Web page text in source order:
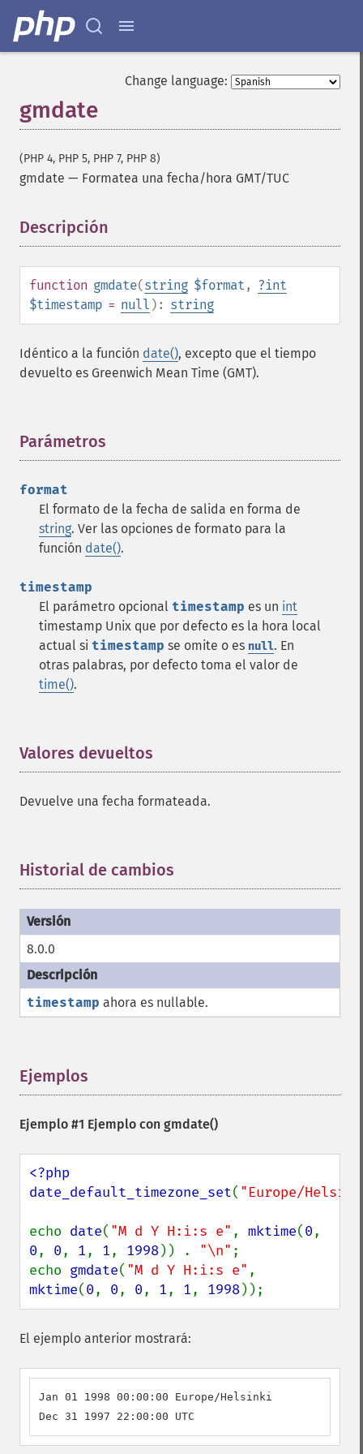
Change language:
gmdate
(PHP 4, PHP 5, PHP 7, PHP 8)
gmdate — Formatea una fecha/hora GMT/TUC
Descripción
function gmdate(string $format , ?int
$timestamp = null ): string
Idéntico a la función date(), excepto que el tiempo
devuelto es Greenwich Mean Time (GMT).
Parámetros
format
El formato de la fecha de salida en forma de
string. Ver las opciones de formato para la
función date().
timestamp
El parámetro opcional timestamp es un int
timestamp Unix que por defecto es la hora local
actual si timestamp se omite o es null. En
otras palabras, por defecto toma el valor de
time().
Valores devueltos
Devuelve una fecha formateada.
Historial de cambios
8.0.0
timestamp ahora es nullable.
Ejemplos
Ejemplo #1 Ejemplo con gmdate()
<?php
date_default_timezone_set( "Europe/
echo date( "M d Y H:i:s e" , mktime(0
0, 0, 1, 1, 1998)) . "\n" ;
echo gmdate( "M d Y H:i:s e"
mktime(0, 0, 0, 1, 1, 1998));
El ejemplo anterior mostrará:
Jan 01 1998 00:00:00 Europe/Helsinki
Dec 31 1997 22:00:00 UTC